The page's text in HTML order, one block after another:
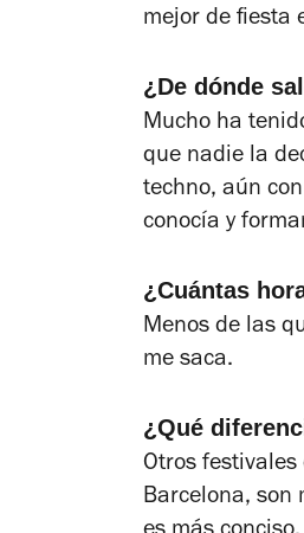
mejor de fiesta
¿De dónde
Mucho ha
que nadie la
techno, aún
conocía y
¿Cuántas
Menos de las
me saca.
¿Qué
Otros festivales
Barcelona, son